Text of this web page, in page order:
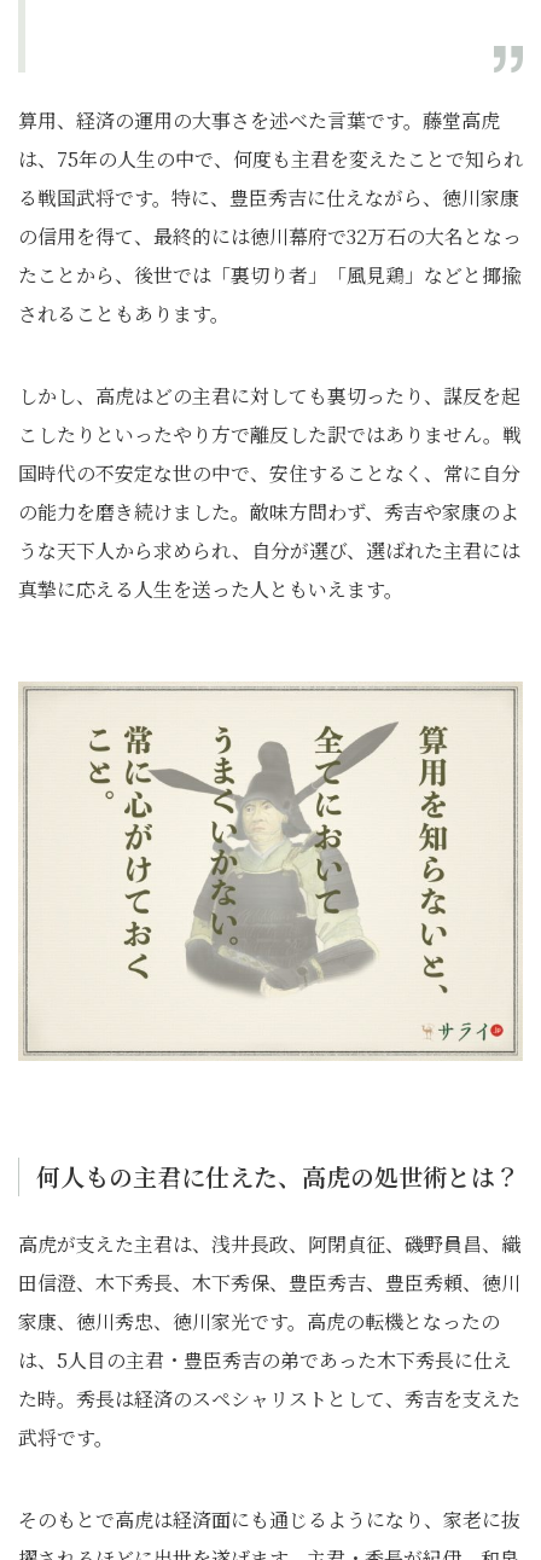
算用、経済の運用の大事さを述べた言葉です。藤堂高虎
は、75年の人生の中で、何度も主君を変えたことで知られ
る戦国武将です。特に、豊臣秀吉に仕えながら、徳川家康
の信用を得て、最終的には徳川幕府で32万石の大名となっ
たことから、後世では「裏切り者」「風見鶏」などと揶揄
されることもあります。
しかし、高虎はどの主君に対しても裏切ったり、謀反を起
こしたりといったやり方で離反した訳ではありません。戦
国時代の不安定な世の中で、安住することなく、常に自分
の能力を磨き続けました。敵味方問わず、秀吉や家康のよ
うな天下人から求められ、自分が選び、選ばれた主君には
真摯に応える人生を送った人ともいえます。
何人もの主君に仕えた、高虎の処世術とは？
高虎が支えた主君は、浅井長政、阿閉貞征、磯野員昌、織
田信澄、木下秀長、木下秀保、豊臣秀吉、豊臣秀頼、徳川
家康、徳川秀忠、徳川家光です。高虎の転機となったの
は、5人目の主君・豊臣秀吉の弟であった木下秀長に仕え
た時。秀長は経済のスペシャリストとして、秀吉を支えた
武将です。
そのもとで高虎は経済面にも通じるようになり、家老に抜